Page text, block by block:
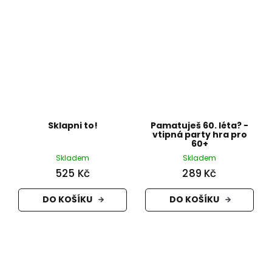
Sklapni to!
Skladem
525 Kč
DO KOŠÍKU
Pamatuješ 60. léta? -
vtipná party hra pro
60+
Skladem
289 Kč
DO KOŠÍKU